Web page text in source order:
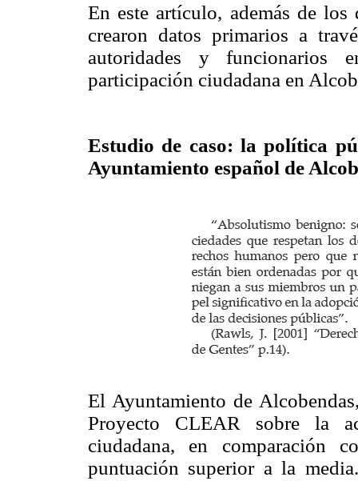
En este artículo, además de
crearon datos primarios a
autoridades y funcionarios
participación ciudadana en
Estudio de caso: la política
Ayuntamiento español de
El Ayuntamiento de
Proyecto CLEAR sobre la
ciudadana, en comparación
puntuación superior a la